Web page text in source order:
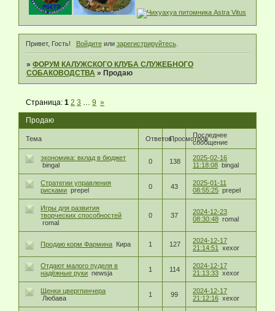
Привет, Гость! Войдитеили зарегистрируйтесь.
»ФОРУМ КАЛУЖСКОГО КЛУБА СЛУЖЕБНОГО
СОБАКОВОДСТВА » Продаю
Продаю
Страница:1 2 3 … 9 »
Тема ОтветовПросмотровПоследнее
сообщение
экономика: вклад в бюджет
bingal
0 138
2025-02-16
11:18:08 bingal
Стратегии управления
рисками prepel 0 43
2025-01-11
08:55:25 prepel
Игры для развития
творческих способностей
romal
0 37
2024-12-23
08:30:48 romal
Продаю корм Фармина Кира 1 127
2024-12-17
21:14:51
xexor
Отдают малого пуделя в
надёжные руки newsja 1 114
2024-12-17
21:13:33 xexor
Щенки цвергпинчера
Любава
1 99
2024-12-17
21:12:16 xexor